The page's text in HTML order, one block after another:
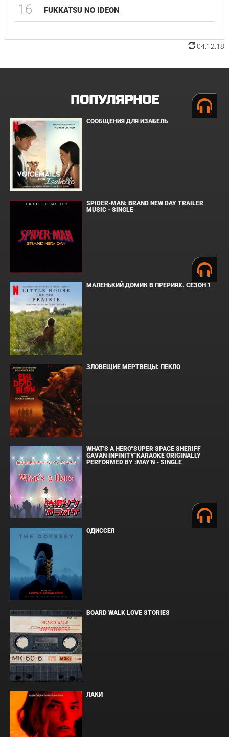
16 FUKKATSU NO IDEON
04.12.18
ПОПУЛЯРНОЕ
СООБЩЕНИЯ ДЛЯ ИЗАБЕЛЬ
SPIDER-MAN: BRAND NEW DAY TRAILER
MUSIC - SINGLE
МАЛЕНЬКИЙ ДОМИК В ПРЕРИЯХ. СЕЗОН 1
ЗЛОВЕЩИЕ МЕРТВЕЦЫ: ПЕКЛО
WHAT'S A HERO"SUPER SPACE SHERIFF
GAVAN INFINITY"KARAOKE ORIGINALLY
PERFORMED BY :MAY'N - SINGLE
ОДИССЕЯ
BOARD WALK LOVE STORIES
ЛАКИ